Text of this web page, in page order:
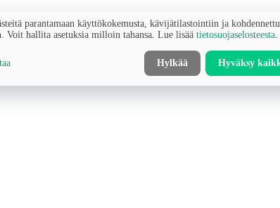
parantamaan käyttökokemusta, kävijätilastointiin ja
Voit hallita asetuksia milloin tahansa. Lue lisää tietosuojaselosteesta
Hylkää Hyväksy